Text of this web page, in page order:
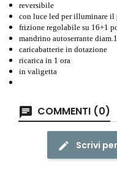
reversibile
con luce led per illuminare il
frizione regolabile su 16+1
mandrino autoserrante
caricabatterie in dotazione
ricarica in 1 ora
in valigetta
COMMENTI (0)
Scrivi